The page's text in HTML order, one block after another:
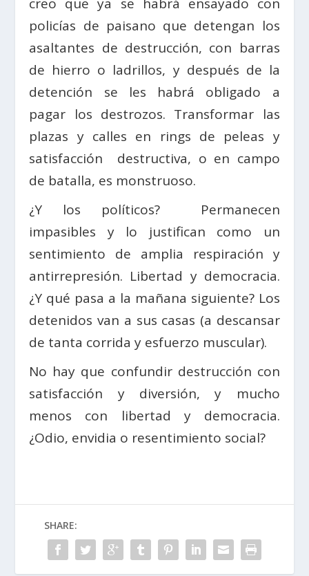
policías de paisano que detengan los
asaltantes de destrucción, con barras
de hierro o ladrillos, y después de la
detención se les habrá obligado a
pagar los destrozos. Transformar las
plazas y calles en rings de peleas y
satisfacción destructiva, o en campo
de batalla, es monstruoso.
¿Y los políticos? Permanecen
impasibles y lo justifican como un
sentimiento de amplia respiración y
antirrepresión. Libertad y democracia.
¿Y qué pasa a la mañana siguiente? Los
detenidos van a sus casas (a descansar
de tanta corrida y esfuerzo muscular).
No hay que confundir destrucción con
satisfacción y diversión, y mucho
menos con libertad y democracia.
¿Odio, envidia o resentimiento social?
SHARE: